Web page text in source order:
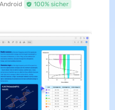
100% sicher